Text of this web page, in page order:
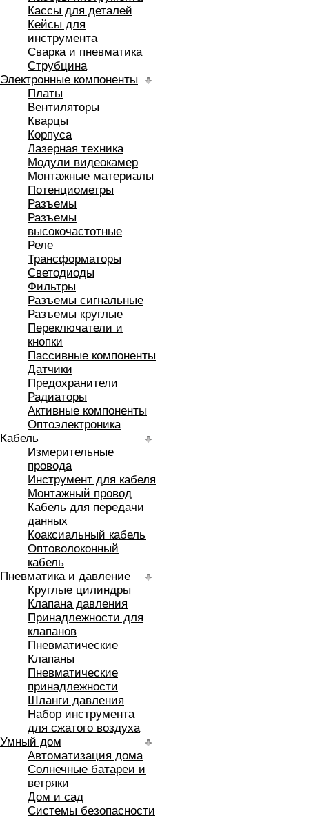
Кассы для деталей
Кейсы для
инструмента
Сварка и пневматика
Струбцина
Электронные компоненты
Платы
Вентиляторы
Кварцы
Корпуса
Лазерная техника
Модули видеокамер
Монтажные материалы
Потенциометры
Разъемы
Разъемы
высокочастотные
Реле
Трансформаторы
Светодиоды
Фильтры
Разъемы сигнальные
Разъемы круглые
Переключатели и
кнопки
Пассивные компоненты
Датчики
Предохранители
Радиаторы
Активные компоненты
Оптоэлектроника
Кабель
Измерительные
провода
Инструмент для кабеля
Монтажный провод
Кабель для передачи
данных
Коаксиальный кабель
Оптоволоконный
кабель
Пневматика и давление
Круглые цилиндры
Клапана давления
Принадлежности для
клапанов
Пневматические
Клапаны
Пневматические
принадлежности
Шланги давления
Набор инструмента
для сжатого воздуха
Умный дом
Автоматизация дома
Солнечные батареи и
ветряки
Дом и сад
Системы безопасности